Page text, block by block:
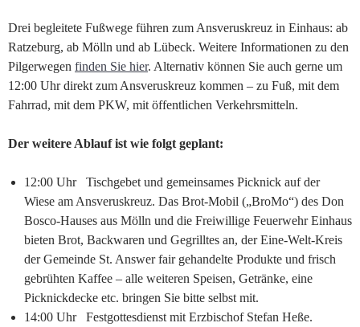
Drei begleitete Fußwege führen zum Ansveruskreuz in Einhaus: ab
Ratzeburg, ab Mölln und ab Lübeck. Weitere Informationen zu den
Pilgerwegen finden Sie hier. Alternativ können Sie auch gerne um
12:00 Uhr direkt zum Ansveruskreuz kommen – zu Fuß, mit dem
Fahrrad, mit dem PKW, mit öffentlichen Verkehrsmitteln.
Der weitere Ablauf ist wie folgt geplant:
12:00 Uhr Tischgebet und gemeinsames Picknick auf der
Wiese am Ansveruskreuz. Das Brot-Mobil („BroMo“) des Don
Bosco-Hauses aus Mölln und die Freiwillige Feuerwehr Einhaus
bieten Brot, Backwaren und Gegrilltes an, der Eine-Welt-Kreis
der Gemeinde St. Answer fair gehandelte Produkte und frisch
gebrühten Kaffee – alle weiteren Speisen, Getränke, eine
Picknickdecke etc. bringen Sie bitte selbst mit.
14:00 Uhr Festgottesdienst mit Erzbischof Stefan Heße.